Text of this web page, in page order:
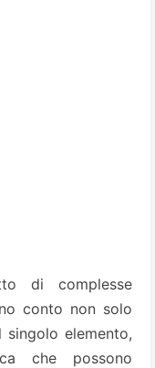
di complesse
conto non solo
elemento,
che possono